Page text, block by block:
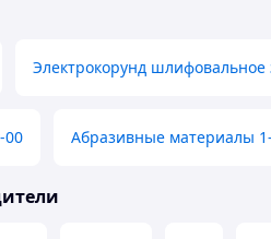
Электрокорунд шлифовальное
00 Абразивные материалы